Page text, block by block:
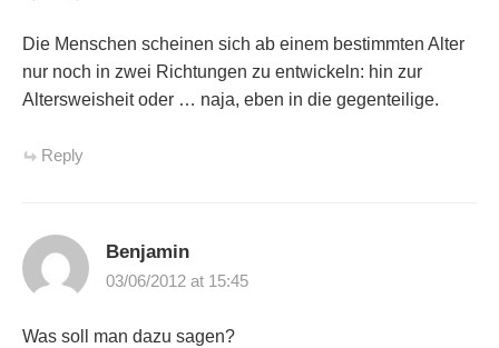
Die Menschen scheinen sich ab einem bestimmten Alter
nur noch in zwei Richtungen zu entwickeln: hin zur
Altersweisheit oder … naja, eben in die gegenteilige.
Reply
Benjamin
03/06/2012 at 15:45
Was soll man dazu sagen?